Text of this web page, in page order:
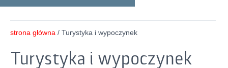
strona główna / Turystyka i wypoczynek
Turystyka i wypoczynek